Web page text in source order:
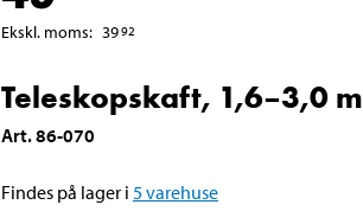
Ekskl. moms: 3992
Teleskopskaft, 1,6–3,0 m
Art.86-070
Findes på lager i 5varehuse